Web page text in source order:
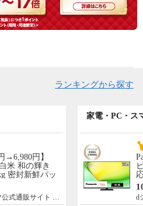
ランキングから探す
→6,980円】
米 和の輝き
密封新鮮パッ
米 お米 低温
オーヤマ [食
アイリスオーヤマ公式通販サイト アイリスプラザ
家電・PC・ス
d